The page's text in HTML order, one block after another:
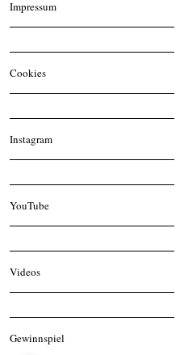
Impressum
Cookies
Instagram
YouTube
Videos
Gewinnspiel